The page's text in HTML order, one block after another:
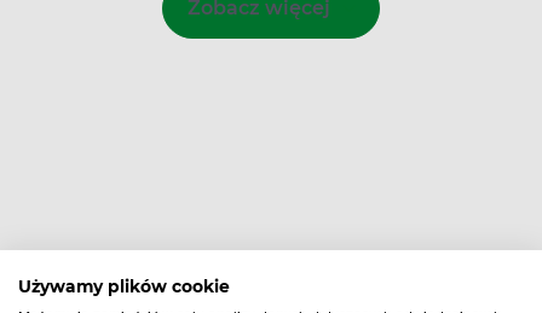
Używamy plików cookie
Zobacz więcej